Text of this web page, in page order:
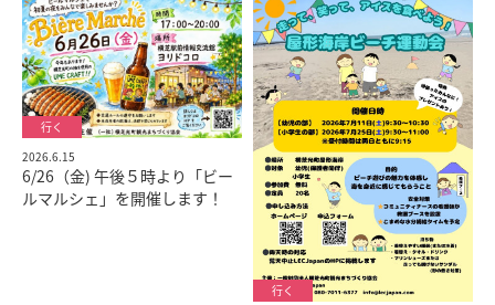
2026.6.15
6/26（金) 午後５時より「ビー
ルマルシェ」を開催します！